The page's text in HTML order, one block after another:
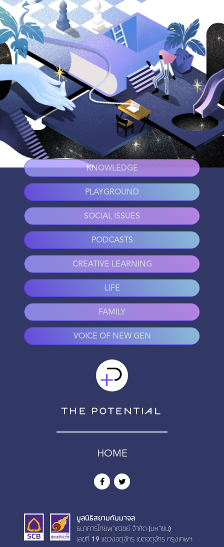
KNOWLEDGE
PLAYGROUND
SOCIAL ISSUES
PODCASTS
CREATIVE LEARNING
LIFE
FAMILY
VOICE OF NEW GEN
HOME
มูลนิธิสยามกัมมาจล
ธนาคารไทยพาณิชย์ จำกัด (มหาชน)
เลขที่ 19 เเขวงจตุจักร เขตจตุจักร กรุงเทพฯ